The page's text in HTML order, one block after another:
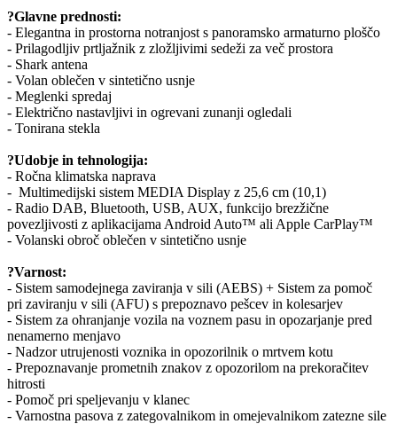
?Glavne prednosti:
- Elegantna in prostorna notranjost s panoramsko armaturno ploščo
- Prilagodljiv prtljažnik z zložljivimi sedeži za več prostora
- Shark antena
- Volan oblečen v sintetično usnje
- Meglenki spredaj
- Električno nastavljivi in ogrevani zunanji ogledali
- Tonirana stekla
?Udobje in tehnologija:
- Ročna klimatska naprava
- Multimedijski sistem MEDIA Display z 25,6 cm (10,1)
- Radio DAB, Bluetooth, USB, AUX, funkcijo brezžične
povezljivosti z aplikacijama Android Auto™ ali Apple CarPlay™
- Volanski obroč oblečen v sintetično usnje
?Varnost:
- Sistem samodejnega zaviranja v sili (AEBS) + Sistem za pomoč
pri zaviranju v sili (AFU) s prepoznavo pešcev in kolesarjev
- Sistem za ohranjanje vozila na voznem pasu in opozarjanje pred
nenamerno menjavo
- Nadzor utrujenosti voznika in opozorilnik o mrtvem kotu
- Prepoznavanje prometnih znakov z opozorilom na prekoračitev
hitrosti
- Pomoč pri speljevanju v klanec
- Varnostna pasova z zategovalnikom in omejevalnikom zatezne sile